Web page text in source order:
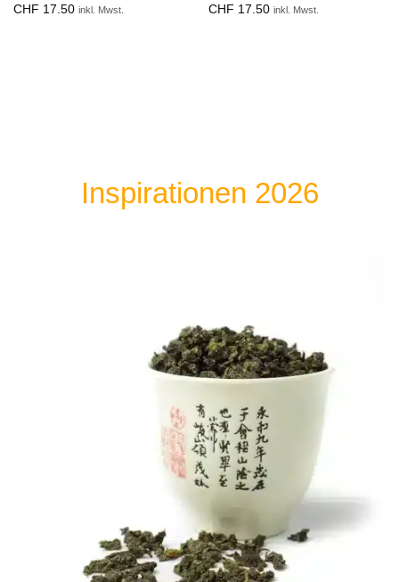
CHF 17.50 inkl. Mwst. CHF 17.50 inkl. Mwst.
Inspirationen 2026